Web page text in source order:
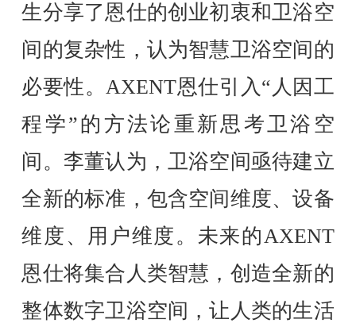
生分享了恩仕的创业初衷和卫浴空
间的复杂性，认为智慧卫浴空间的
必要性。AXENT恩仕引入“人因工
程学”的方法论重新思考卫浴空
间。李董认为，卫浴空间亟待建立
全新的标准，包含空间维度、设备
维度、用户维度。未来的AXENT
恩仕将集合人类智慧，创造全新的
整体数字卫浴空间，让人类的生活